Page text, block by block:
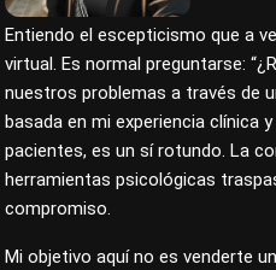
Entiendo el escepticismo que a
virtual. Es normal preguntarse:
nuestros problemas a través de
basada en mi experiencia clínica
pacientes, es un sí rotundo. La
herramientas psicológicas
compromiso.
Mi objetivo aquí no es venderte